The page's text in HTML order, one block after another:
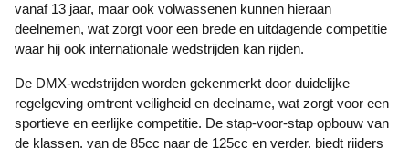
vanaf 13 jaar, maar ook volwassenen kunnen hieraan
deelnemen, wat zorgt voor een brede en uitdagende competitie
waar hij ook internationale wedstrijden kan rijden.
De DMX-wedstrijden worden gekenmerkt door duidelijke
regelgeving omtrent veiligheid en deelname, wat zorgt voor een
sportieve en eerlijke competitie. De stap-voor-stap opbouw van
de klassen, van de 85cc naar de 125cc en verder, biedt rijders